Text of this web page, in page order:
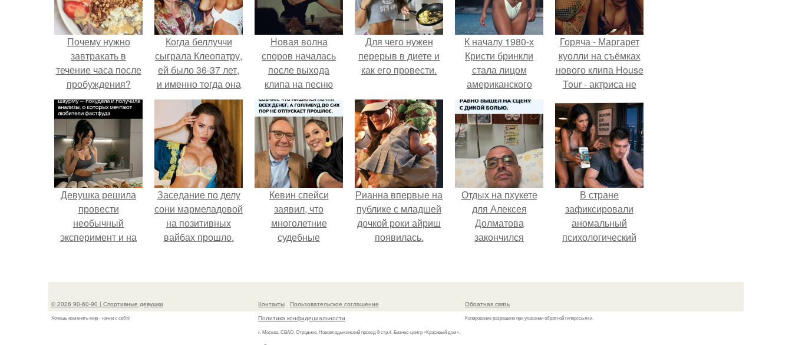
Почему нужно
завтракать в
течение часа после
пробуждения?
Когда беллуччи
сыграла Клеопатру,
ей было 36-37 лет,
и именно тогда она
находилась на
вершине карьеры.
Новая волна
споров началась
после выхода
клипа на песню
Petal.
Для чего нужен
перерыв в диете и
как его провести.
К началу 1980-х
Кристи бринкли
стала лицом
американского
моделинга и
главным
воплощением
естественной
привлекательности.
Горяча - Маргарет
куолли на съёмках
нового клипа House
Tour - актриса не
кадре, но и
выступила в роли
сорежиссёра
проекта.
Девушка решила
провести
необычный
эксперимент и на
одной шаурмой.
Заседание по делу
сони мармеладовой
на позитивных
вайбах прошло.
Кевин спейси
заявил, что
многолетние
судебные
уничтожили его
Рианна впервые на
публике с младшей
дочкой роки айриш
появилась.
Отдых на пхукете
для Алексея
Долматова
закончился
падения в бассейн.
В стране
зафиксировали
аномальный
психологический
жесткая депрессия
раньше.
© 2026 90-60-90 | Спортивные девушки
Хочешь изменить мир - начни с себя!
Контакты
Пользовательское соглашение
Политика конфидециальности
г. Москва, СВАО, Отрадное, Нововладыкинский проезд 8 стр.4, Бизнес-центр «Красивый дом»,
Обратная связь
Копирование разрешено при указании обратной гиперссылки.